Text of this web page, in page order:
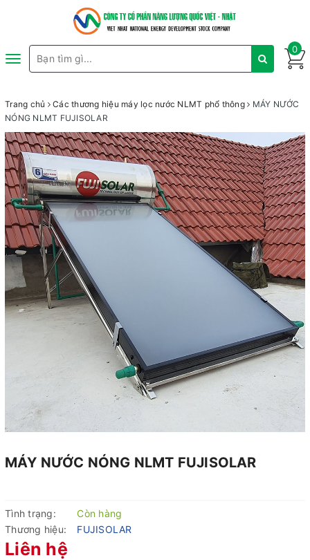
Toggle
0
Trang chủ Các thương hiệu máy lọc nước NLMT phổ thông
MÁY NƯỚC
NÓNG NLMT FUJISOLAR
MÁY NƯỚC NÓNG NLMT FUJISOLAR
Tình trạng:
Còn hàng
Thương hiệu:
FUJISOLAR
Liên hệ